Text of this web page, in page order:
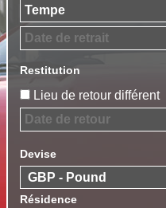
Restitution
Lieu de retour différent
Devise
Résidence